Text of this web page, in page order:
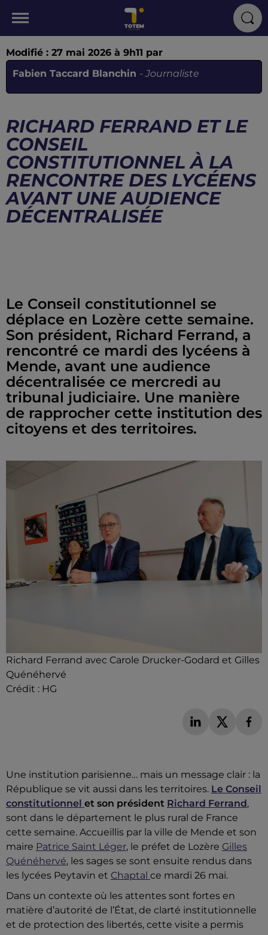
Modifié : 27 mai 2026 à 9h11 par
Fabien Taccard Blanchin -Journaliste
RICHARD FERRAND ET LE
CONSEIL
CONSTITUTIONNEL À LA
RENCONTRE DES LYCÉENS
AVANT UNE AUDIENCE
DÉCENTRALISÉE
Le Conseil constitutionnel se
déplace en Lozère cette semaine.
Son président, Richard Ferrand, a
rencontré ce mardi des lycéens à
Mende, avant une audience
décentralisée ce mercredi au
tribunal judiciaire. Une manière
de rapprocher cette institution des
citoyens et des territoires.
Richard Ferrand avec Carole Drucker-Godard et Gilles
Quénéhervé
Crédit : HG
Une institution parisienne… mais un message clair : la
République se vit aussi dans les territoires. Le Conseil
constitutionnel et son président Richard Ferrand,
sont dans le département le plus rural de France
cette semaine. Accueillis par la ville de Mende et son
maire Patrice Saint Léger, le préfet de Lozère Gilles
Quénéhervé, les sages se sont ensuite rendus dans
les lycées Peytavin et Chaptal ce mardi 26 mai.
Dans un contexte où les attentes sont fortes en
matière d’autorité de l’État, de clarté institutionnelle
et de protection des libertés, cette visite a permis